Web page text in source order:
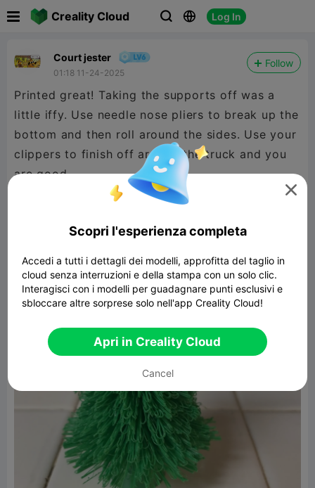
Creality Cloud   Log In
Court jester
01:18 11-24-2025
Follow
Printed great! Taking the supports off was a
little iffy. Use needle nose pliers to break up the
bottom and then roll around the sides. Use your
clippers to finish off around the truck and you
are good.

Scopri l'esperienza completa
Accedi a tutti i dettagli dei modelli, approfitta del taglio in
cloud senza interruzioni e della stampa con un solo clic.
Interagisci con i modelli per guadagnare punti esclusivi e
sbloccare altre sorprese solo nell'app Creality Cloud!
Apri in Creality Cloud
Cancel